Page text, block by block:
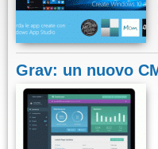
Grav: un nuovo